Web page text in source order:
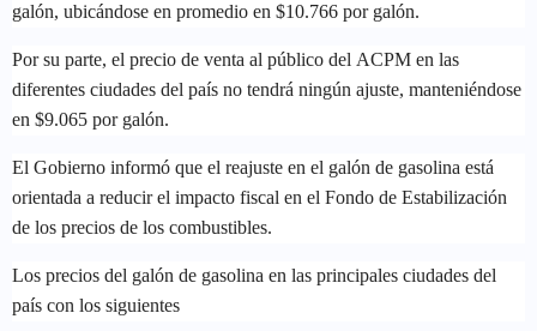
galón, ubicándose en promedio en $10.766 por galón.
Por su parte, el precio de venta al público del ACPM en las
diferentes ciudades del país no tendrá ningún ajuste, manteniéndose
en $9.065 por galón.
El Gobierno informó que el reajuste en el galón de gasolina está
orientada a reducir el impacto fiscal en el Fondo de Estabilización
de los precios de los combustibles.
Los precios del galón de gasolina en las principales ciudades del
país con los siguientes